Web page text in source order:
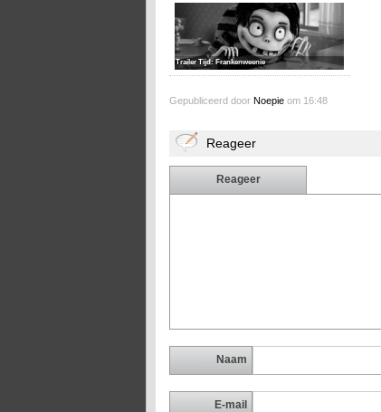
Trailer Tijd: Frankenweenie
Gepubliceerd door Noepie om 16:48
Reageer
Reageer
Naam
E-mail